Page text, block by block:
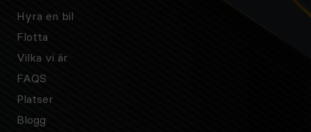
Hyra en bil
Flotta
Vilka vi är
FAQS
Platser
Blogg